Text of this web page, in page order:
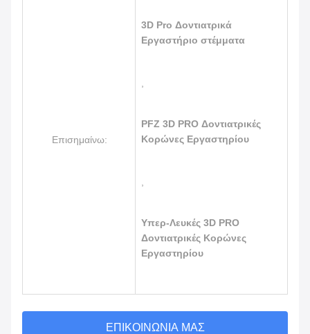
Επισημαίνω:
3D Pro Δοντιατρικά
Εργαστήριο στέμματα
PFZ 3D PRO Δοντιατρικές
Κορώνες Εργαστηρίου
Υπερ-Λευκές 3D PRO
Δοντιατρικές Κορώνες
Εργαστηρίου
ΕΠΙΚΟΙΝΩΝΊΑ ΜΑΣ